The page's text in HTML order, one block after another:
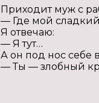
Приходит муж с
— Где мой
Я отвечаю:
— Я тут…
А он под нос себе
— Ты — злобный